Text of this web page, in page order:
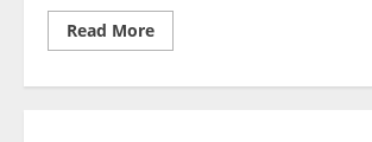
Read MoreRead
more